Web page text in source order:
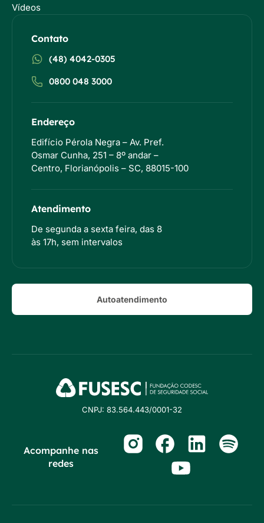
Vídeos
Contato
(48) 4042-0305
0800 048 3000
Endereço
Edifício Pérola Negra – Av. Pref.
Osmar Cunha, 251 – 8º andar –
Centro, Florianópolis – SC, 88015-100
Atendimento
De segunda a sexta feira, das 8
às 17h, sem intervalos
Autoatendimento
CNPJ: 83.564.443/0001-32
Acompanhe nas
redes